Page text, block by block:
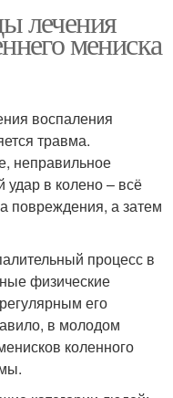
лечения
мениска
воспаления
травма.
неправильное
в колено – всё
повреждения, а затем
процесс в
физические
его
в молодом
коленного